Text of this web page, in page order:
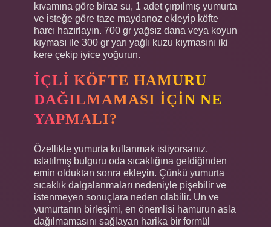
kıvamına göre biraz su, 1 adet çırpılmış yumurta
ve isteğe göre taze maydanoz ekleyip köfte
harcı hazırlayın. 700 gr yağsız dana veya koyun
kıyması ile 300 gr yarı yağlı kuzu kıymasını iki
kere çekip iyice yoğurun.
İÇLI KÖFTE HAMURU
DAĞILMAMASI IÇIN NE
YAPMALI?
Özellikle yumurta kullanmak istiyorsanız,
ıslatılmış bulguru oda sıcaklığına geldiğinden
emin olduktan sonra ekleyin. Çünkü yumurta
sıcaklık dalgalanmaları nedeniyle pişebilir ve
istenmeyen sonuçlara neden olabilir. Un ve
yumurtanın birleşimi, en önemlisi hamurun asla
dağılmamasını sağlayan harika bir formül